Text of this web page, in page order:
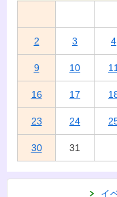
2 3 4
9 10 11
16 17
23 24
30 31
イ